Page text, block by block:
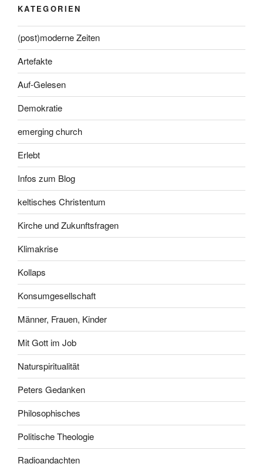
KATEGORIEN
(post)moderne Zeiten
Artefakte
Auf-Gelesen
Demokratie
emerging church
Erlebt
Infos zum Blog
keltisches Christentum
Kirche und Zukunftsfragen
Klimakrise
Kollaps
Konsumgesellschaft
Männer, Frauen, Kinder
Mit Gott im Job
Naturspiritualität
Peters Gedanken
Philosophisches
Politische Theologie
Radioandachten